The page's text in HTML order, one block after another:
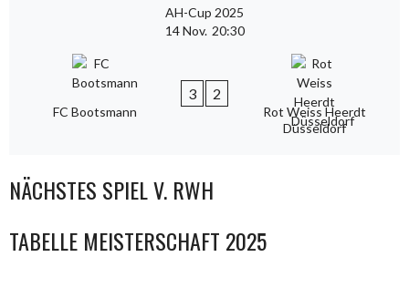
AH-Cup 2025
14 Nov. 20:30
FC Bootsmann
3 2
Rot Weiss Heerdt
Düsseldorf
NÄCHSTES SPIEL V. RWH
TABELLE MEISTERSCHAFT 2025